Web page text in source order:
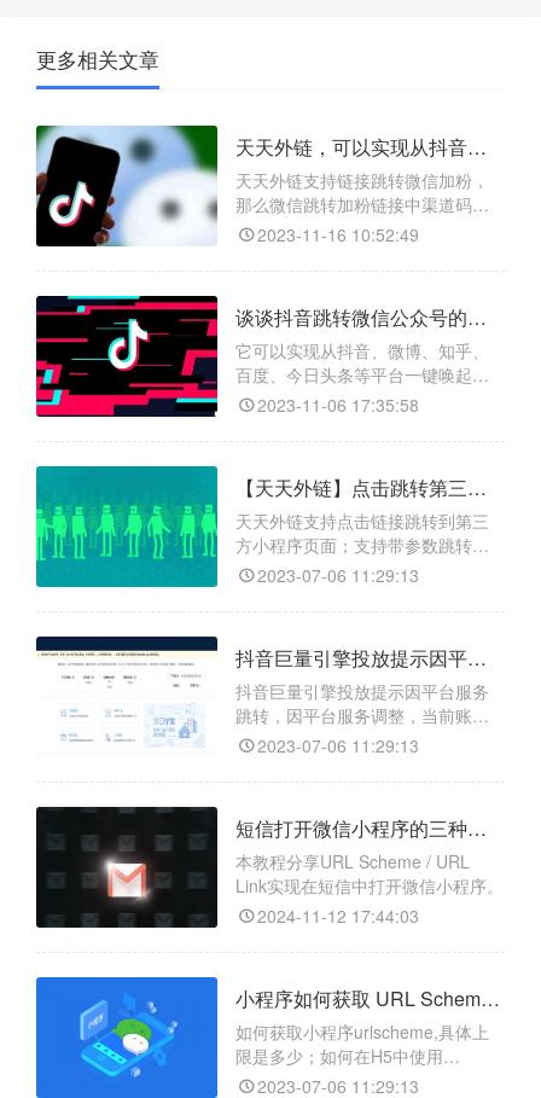
更多相关文章
天天外链，可以实现从抖音引流到微信吗？
天天外链支持链接跳转微信加粉，
那么微信跳转加粉链接中渠道码有
什么用呢？天天外链是一款可以实
留在个人主页和改成微信号等方式
2023-11-16 10:52:49
谈谈抖音跳转微信公众号的具体过程？
它可以实现从抖音、微博、知乎、
百度、今日头条等平台一键唤起微
信直接跳转页面，包括跳转公众号
加页面等功能。
2023-11-06 17:35:58
【天天外链】点击跳转第三方小程序支持带参数跳转任意页面！
天天外链支持点击链接跳转到第三
方小程序页面；支持带参数跳转可
以动态跳转到第三方。
2023-07-06 11:29:13
抖音巨量引擎投放提示因平台服务跳转，无法继续使用广告投放平台。
抖音巨量引擎投放提示因平台服务
跳转，因平台服务调整，当前账号
自2021年12月23日起无法继续使用
额退款。
2023-07-06 11:29:13
短信打开微信小程序的三种方法分享
本教程分享URL Scheme / URL
Link实现在短信中打开微信小程序。
2024-11-12 17:44:03
小程序如何获取 URL Scheme，小程序Scheme上限是多少？
如何获取小程序urlscheme,具体上
限是多少；如何在H5中使用
urlscheme。
2023-07-06 11:29:13